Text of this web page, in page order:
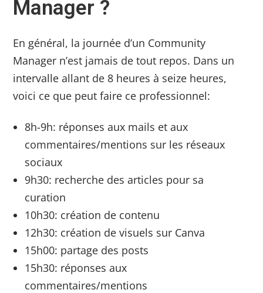
Manager ?
En général, la journée d’un Community
Manager n’est jamais de tout repos. Dans un
intervalle allant de 8 heures à seize heures,
voici ce que peut faire ce professionnel:
8h-9h: réponses aux mails et aux
commentaires/mentions sur les réseaux
sociaux
9h30: recherche des articles pour sa
curation
10h30: création de contenu
12h30: création de visuels sur Canva
15h00: partage des posts
15h30: réponses aux
commentaires/mentions